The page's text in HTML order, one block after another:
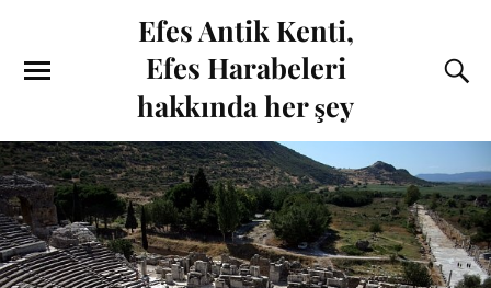
Efes Antik Kenti,
Efes Harabeleri
hakkında her şey